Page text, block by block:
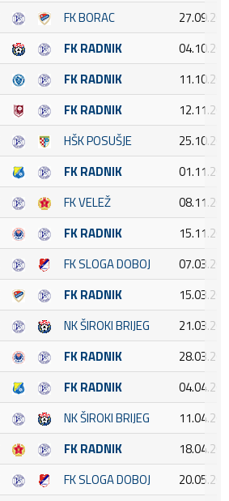
FK BORAC
FK RADNIK
FK RADNIK
FK RADNIK
HŠK POSUŠJE
FK RADNIK
FK VELEŽ
FK RADNIK
FK SLOGA DOBOJ
FK RADNIK
NK ŠIROKI BRIJEG
FK RADNIK
FK RADNIK
NK ŠIROKI BRIJEG
FK RADNIK
FK SLOGA DOBOJ